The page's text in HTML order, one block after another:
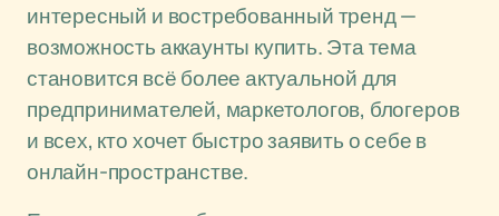
интересный и востребованный тренд —
возможность аккаунты купить. Эта тема
становится всё более актуальной для
предпринимателей, маркетологов, блогеров
и всех, кто хочет быстро заявить о себе в
онлайн-пространстве.